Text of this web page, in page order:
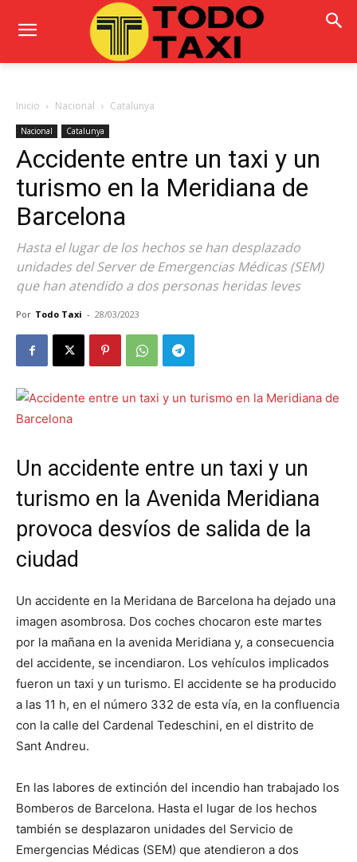
Inicio Nacional Catalunya
Nacional Catalunya
Accidente entre un taxi y un
turismo en la Meridiana de
Barcelona
Hasta el lugar de los hechos se han desplazado
unidades del Server de Emergencias Médicas (SEM)
que han atendido a dos personas heridas leves
Por Todo Taxi - 28/03/2023
Un accidente entre un taxi y un
turismo en la Avenida Meridiana
provoca desvíos de salida de la
ciudad
Un accidente en la Meridana de Barcelona ha dejado una
imagen asombrosa. Dos coches chocaron este martes
por la mañana en la avenida Meridiana y, a consecuencia
del accidente, se incendiaron. Los vehículos implicados
fueron un taxi y un turismo. El accidente se ha producido
a las 11 h, en el número 332 de esta vía, en la confluencia
con la calle del Cardenal Tedeschini, en el distrito de
Sant Andreu.
En las labores de extinción del incendio han trabajado los
Bomberos de Barcelona. Hasta el lugar de los hechos
también se desplazaron unidades del Servicio de
Emergencias Médicas (SEM) que atendieron a dos